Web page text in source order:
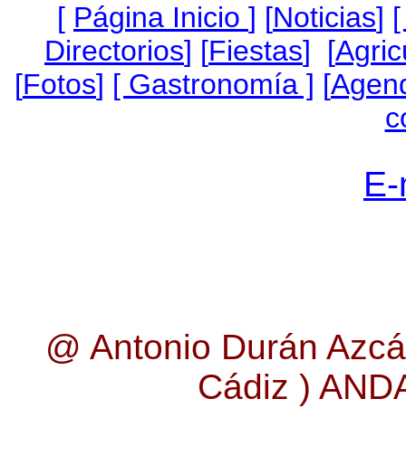
[ Página Inicio ] [Noticias]
Directorios] [Fiestas] [
[Fotos] [ Gastronomía ] [
@ Antonio Durán
Cádiz )